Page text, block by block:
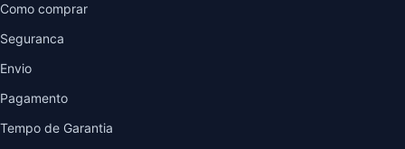
Como comprar
Seguranca
Envio
Pagamento
Tempo de Garantia